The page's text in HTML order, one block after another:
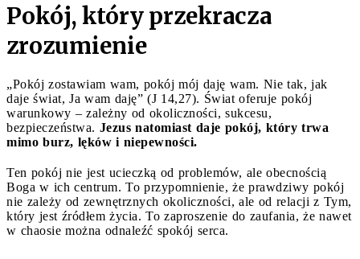
Pokój, który przekracza
zrozumienie
„Pokój zostawiam wam, pokój mój daję wam. Nie tak, jak
daje świat, Ja wam daję” (J 14,27). Świat oferuje pokój
warunkowy – zależny od okoliczności, sukcesu,
bezpieczeństwa. Jezus natomiast daje pokój, który trwa
mimo burz, lęków i niepewności.
Ten pokój nie jest ucieczką od problemów, ale obecnością
Boga w ich centrum. To przypomnienie, że prawdziwy pokój
nie zależy od zewnętrznych okoliczności, ale od relacji z Tym,
który jest źródłem życia. To zaproszenie do zaufania, że nawet
w chaosie można odnaleźć spokój serca.